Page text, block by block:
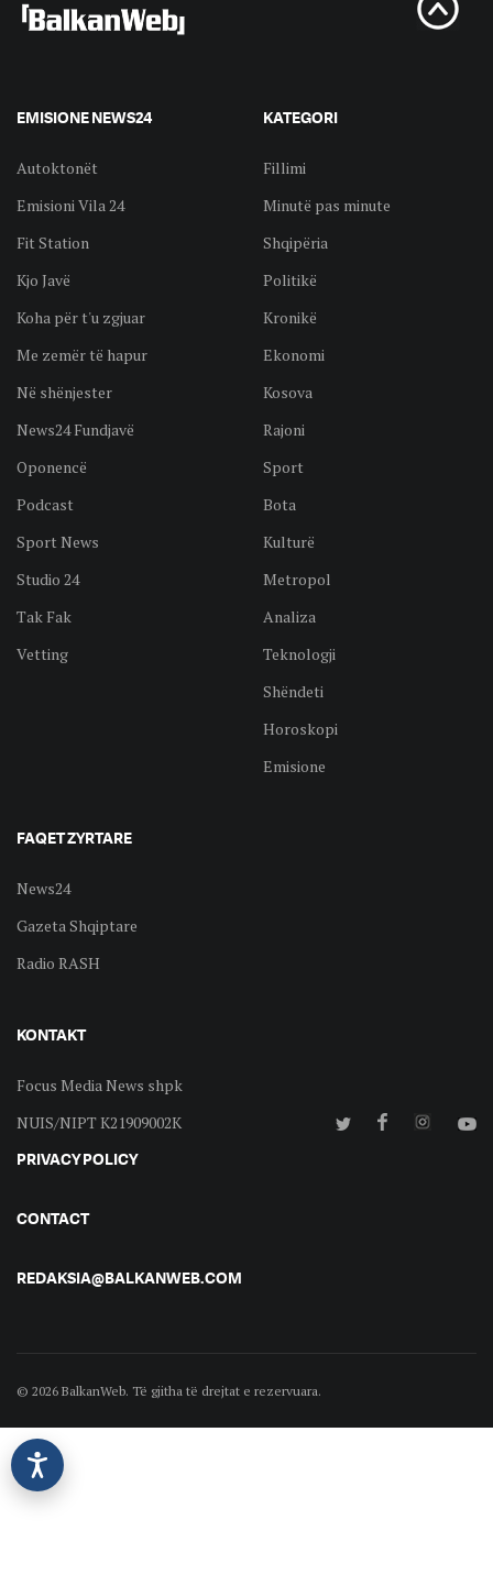
EMISIONE NEWS24
Autoktonët
Emisioni Vila 24
Fit Station
Kjo Javë
Koha për t'u zgjuar
Me zemër të hapur
Në shënjester
News24 Fundjavë
Oponencë
Podcast
Sport News
Studio 24
Tak Fak
Vetting
KATEGORI
Fillimi
Minutë pas minute
Shqipëria
Politikë
Kronikë
Ekonomi
Kosova
Rajoni
Sport
Bota
Kulturë
Metropol
Analiza
Teknologji
Shëndeti
Horoskopi
Emisione
FAQET ZYRTARE
News24
Gazeta Shqiptare
Radio RASH
KONTAKT
Focus Media News shpk
NUIS/NIPT K21909002K
PRIVACY POLICY
CONTACT
REDAKSIA@BALKANWEB.COM
© 2026 BalkanWeb. Të gjitha të drejtat e rezervuara.
©